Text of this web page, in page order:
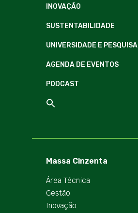
INOVAÇÃO
SUSTENTABILIDADE
UNIVERSIDADE E PESQUISA
AGENDA DE EVENTOS
PODCAST
Massa Cinzenta
Área Técnica
Gestão
Inovação